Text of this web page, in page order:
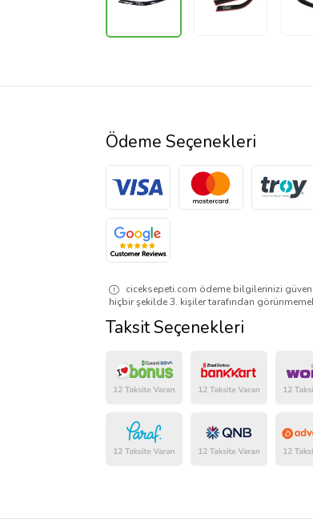
Ödeme Seçenekleri
ciceksepeti.com ödeme bilgilerinizi
hiçbir şekilde 3. kişiler tarafından
Taksit Seçenekleri